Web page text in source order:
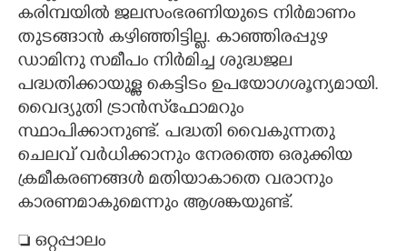
കരിമ്പയിൽ ജലസംഭരണിയുടെ നിർമാണം
തുടങ്ങാൻ കഴിഞ്ഞിട്ടില്ല. കാഞ്ഞിരപ്പുഴ
ഡാമിനു സമീപം നിർമിച്ച ശുദ്ധജല
പദ്ധതിക്കായുള്ള കെട്ടിടം ഉപയോഗശൂന്യമായി.
വൈദ്യുതി ട്രാൻസ്‌ഫോമറും
സ്ഥാപിക്കാനുണ്ട്. പദ്ധതി വൈകുന്നതു
ചെലവ് വർധിക്കാനും നേരത്തെ ഒരുക്കിയ
ക്രമീകരണങ്ങൾ മതിയാകാതെ വരാനും
കാരണമാകുമെന്നും ആശങ്കയുണ്ട്.
 ഒറ്റപ്പാലം